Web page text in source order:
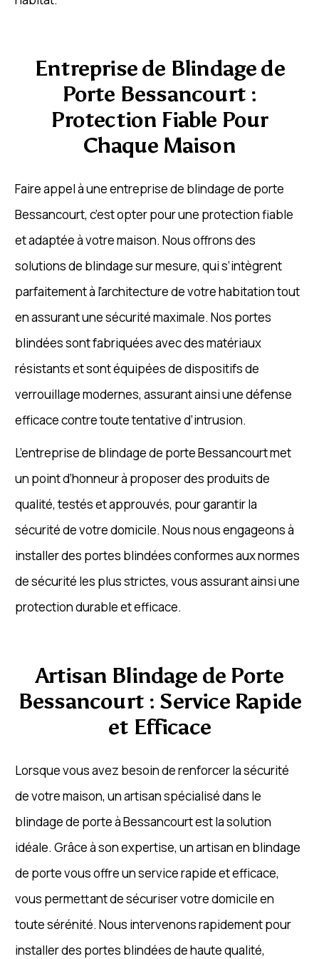
Entreprise de Blindage de
Porte Bessancourt :
Protection Fiable Pour
Chaque Maison
Faire appel à une entreprise de blindage de porte
Bessancourt, c’est opter pour une protection fiable
et adaptée à votre maison. Nous offrons des
solutions de blindage sur mesure, qui s’intègrent
parfaitement à l’architecture de votre habitation tout
en assurant une sécurité maximale. Nos portes
blindées sont fabriquées avec des matériaux
résistants et sont équipées de dispositifs de
verrouillage modernes, assurant ainsi une défense
efficace contre toute tentative d’intrusion.
L’entreprise de blindage de porte Bessancourt met
un point d’honneur à proposer des produits de
qualité, testés et approuvés, pour garantir la
sécurité de votre domicile. Nous nous engageons à
installer des portes blindées conformes aux normes
de sécurité les plus strictes, vous assurant ainsi une
protection durable et efficace.
Artisan Blindage de Porte
Bessancourt : Service Rapide
et Efficace
Lorsque vous avez besoin de renforcer la sécurité
de votre maison, un artisan spécialisé dans le
blindage de porte à Bessancourt est la solution
idéale. Grâce à son expertise, un artisan en blindage
de porte vous offre un service rapide et efficace,
vous permettant de sécuriser votre domicile en
toute sérénité. Nous intervenons rapidement pour
installer des portes blindées de haute qualité,